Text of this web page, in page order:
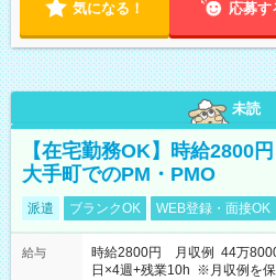
気になる！ 応募す
未読
【在宅勤務OK】時給2800
大手町でのPM・PMO
派遣 ブランクOK WEB登録・面接OK
給与
時給2800円 月収例 44万
日×4週+残業10h ※月収例を保